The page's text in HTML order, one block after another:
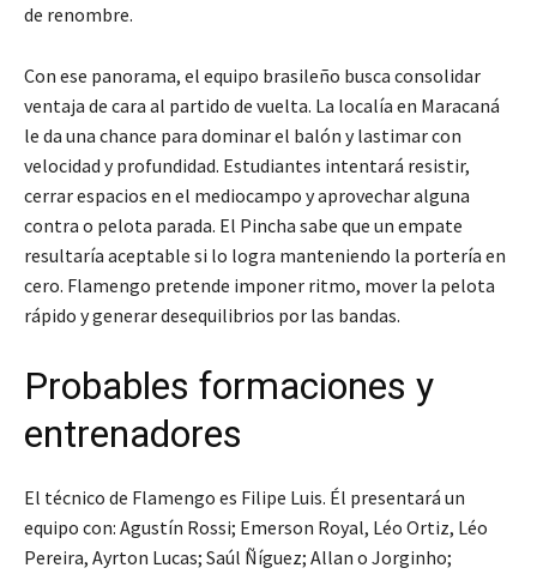
de renombre.
Con ese panorama, el equipo brasileño busca consolidar
ventaja de cara al partido de vuelta. La localía en Maracaná
le da una chance para dominar el balón y lastimar con
velocidad y profundidad. Estudiantes intentará resistir,
cerrar espacios en el mediocampo y aprovechar alguna
contra o pelota parada. El Pincha sabe que un empate
resultaría aceptable si lo logra manteniendo la portería en
cero. Flamengo pretende imponer ritmo, mover la pelota
rápido y generar desequilibrios por las bandas.
Probables formaciones y
entrenadores
El técnico de Flamengo es Filipe Luis. Él presentará un
equipo con: Agustín Rossi; Emerson Royal, Léo Ortiz, Léo
Pereira, Ayrton Lucas; Saúl Ñíguez; Allan o Jorginho;